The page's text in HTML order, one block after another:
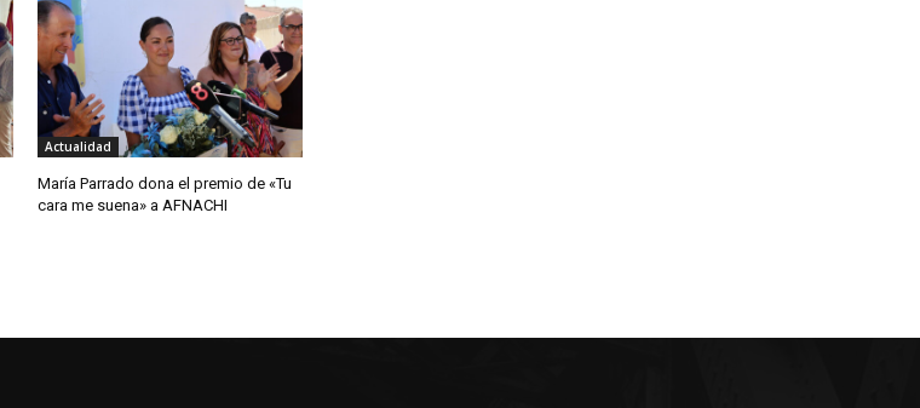
Actualidad
María Parrado dona el premio de «Tu
cara me suena» a AFNACHI